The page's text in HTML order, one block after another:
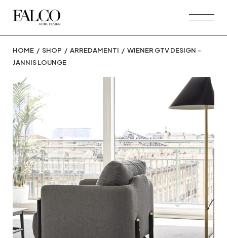
HOME SHOP ARREDAMENTI
WIENER GTV DESIGN –
JANNIS LOUNGE